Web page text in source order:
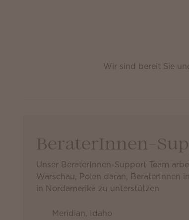
Wir sind bereit Sie
BeraterInnen-
Unser BeraterInnen-Support Team
Warschau, Polen daran, BeraterInnen
in Nordamerika zu unterstützen
Meridian, Idaho